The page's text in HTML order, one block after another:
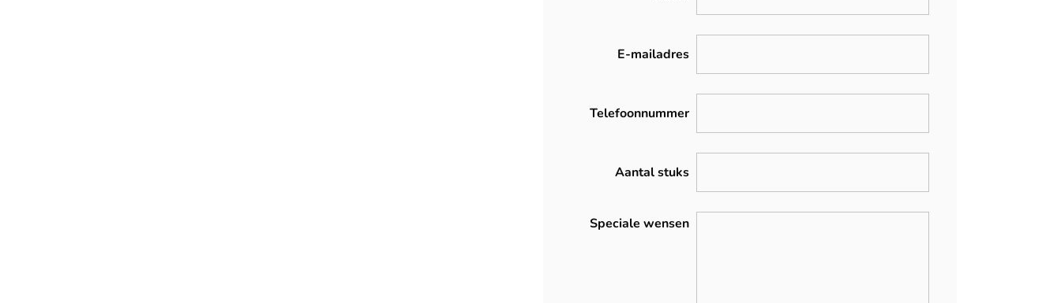
E-mailadres
Telefoonnummer
Aantal stuks
Speciale wensen